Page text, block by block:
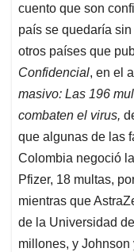
cuento que son
país se quedaría
otros países que
Confidencial, en el
masivo: Las 196
combaten el virus,
que algunas de las
Colombia negoció
Pfizer, 18 multas,
mientras que
de la Universidad
millones, y